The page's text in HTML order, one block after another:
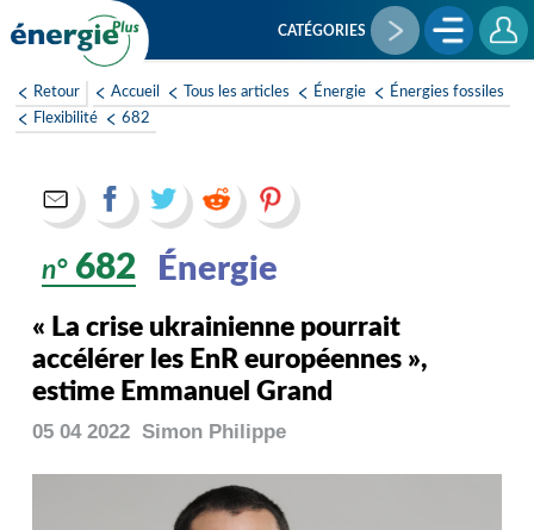
au
CATÉGORIES
Retour Accueil Tous les articles Énergie
Énergies fossiles
Flexibilité
682
n° 682 Énergie
« La crise ukrainienne pourrait
accélérer les EnR européennes »,
estime Emmanuel Grand
05 04 2022 Simon Philippe